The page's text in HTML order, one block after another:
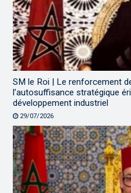
SM le Roi | Le renforcement
l’autosuffisance stratégique
développement industriel
29/07/2026